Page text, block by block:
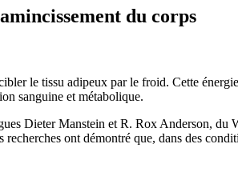
du corps
le tissu adipeux par le froid. Cette
sanguine et métabolique.
Dieter Manstein et R. Rox Anderson,
ont démontré que, dans des